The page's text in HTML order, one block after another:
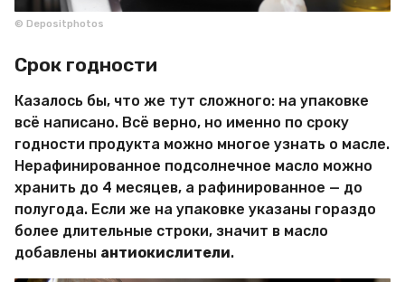
© Depositphotos
Срок годности
Казалось бы, что же тут сложного: на упаковке
всё написано. Всё верно, но именно по сроку
годности продукта можно многое узнать о масле.
Нерафинированное подсолнечное масло можно
хранить до 4 месяцев, а рафинированное — до
полугода. Если же на упаковке указаны гораздо
более длительные строки, значит в масло
добавлены антиокислители.